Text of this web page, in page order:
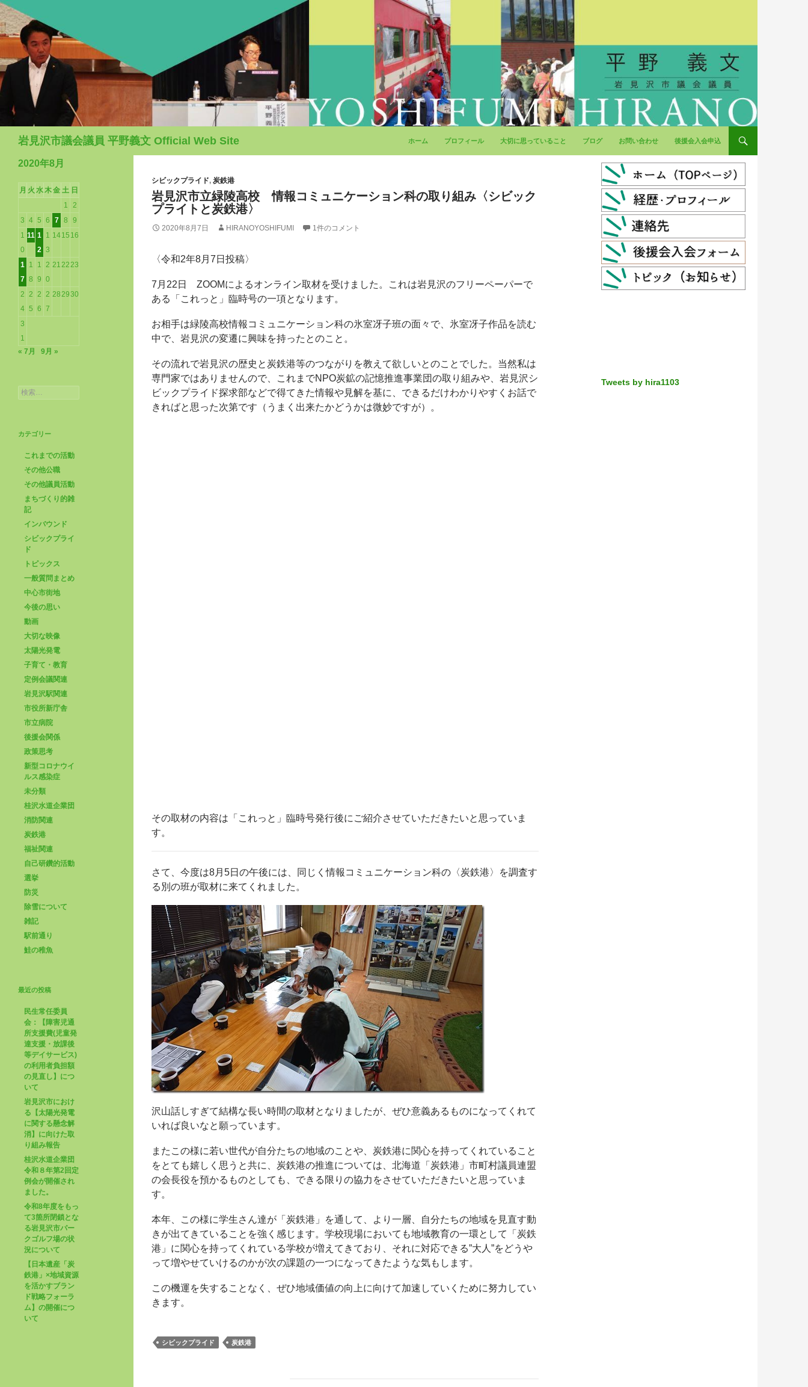
岩見沢市議会議員 平野義文 Official Web Site
ホーム
プロフィール 大切に思っていること ブログ お問い合わせ 後援会入会申込
シビックプライド, 炭鉄港
岩見沢市立緑陵高校 情報コミュニケーション科の取り組み〈シビック
プライトと炭鉄港〉
2020年8月7日 HIRANOYOSHIFUMI 1件のコメント
〈令和2年8月7日投稿〉
7月22日 ZOOMによるオンライン取材を受けました。これは岩見沢のフリーペーパーで
ある「これっと」臨時号の一項となります。
お相手は緑陵高校情報コミュニケーション科の氷室冴子班の面々で、氷室冴子作品を読む
中で、岩見沢の変遷に興味を持ったとのこと。
その流れで岩見沢の歴史と炭鉄港等のつながりを教えて欲しいとのことでした。当然私は
専門家ではありませんので、これまでNPO炭鉱の記憶推進事業団の取り組みや、岩見沢シ
ビックプライド探求部などで得てきた情報や見解を基に、できるだけわかりやすくお話で
きればと思った次第です（うまく出来たかどうかは微妙ですが）。
その取材の内容は「これっと」臨時号発行後にご紹介させていただきたいと思っていま
す。
さて、今度は8月5日の午後には、同じく情報コミュニケーション科の〈炭鉄港〉を調査す
る別の班が取材に来てくれました。
沢山話しすぎて結構な長い時間の取材となりましたが、ぜひ意義あるものになってくれて
いれば良いなと願っています。
またこの様に若い世代が自分たちの地域のことや、炭鉄港に関心を持ってくれていること
をとても嬉しく思うと共に、炭鉄港の推進については、北海道「炭鉄港」市町村議員連盟
の会長役を預かるものとしても、できる限りの協力をさせていただきたいと思っていま
す。
本年、この様に学生さん達が「炭鉄港」を通して、より一層、自分たちの地域を見直す動
きが出てきていることを強く感じます。学校現場においても地域教育の一環として「炭鉄
港」に関心を持ってくれている学校が増えてきており、それに対応できる”大人”をどうや
って増やせていけるのかが次の課題の一つになってきたような気もします。
この機運を失することなく、ぜひ地域価値の向上に向けて加速していくために努力してい
きます。
シビックプライド 炭鉄港
Tweets by hira1103
2020年8月
月 火 水木金 土 日
1
2
3 4 5 6 7 8
9
1
0
11 1
2
1
3
1415 16
1
7
1
8
1
9
2
0
212223
2
4
2
5
2
6
2
7
282930
3
1
« 7月
9月 »
検
索:
カテゴリー
これまでの活動
その他公職
その他議員活動
まちづくり的雑
記
インバウンド
シビックプライ
ド
トピックス
一般質問まとめ
中心市街地
今後の思い
動画
大切な映像
太陽光発電
子育て・教育
定例会議関連
岩見沢駅関連
市役所新庁舎
市立病院
後援会関係
政策思考
新型コロナウイ
ルス感染症
未分類
桂沢水道企業団
消防関連
炭鉄港
福祉関連
自己研鑽的活動
選挙
防災
除雪について
雑記
駅前通り
鮭の稚魚
最近の投稿
民生常任委員
会：【障害児通
所支援費(児童発
達支援・放課後
等デイサービス)
の利用者負担額
の見直し】につ
いて
岩見沢市におけ
る【太陽光発電
に関する懸念解
消】に向けた取
り組み報告
桂沢水道企業団
令和８年第2回定
例会が開催され
ました。
令和8年度をもっ
て3箇所閉鎖とな
る岩見沢市パー
クゴルフ場の状
況について
【日本遺産「炭
鉄港」×地域資源
を活かすブラン
ド戦略フォーラ
ム】の開催につ
いて